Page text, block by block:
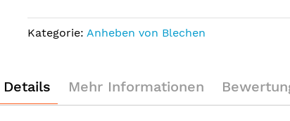
Kategorie: Anheben von Blechen
Details Mehr Informationen